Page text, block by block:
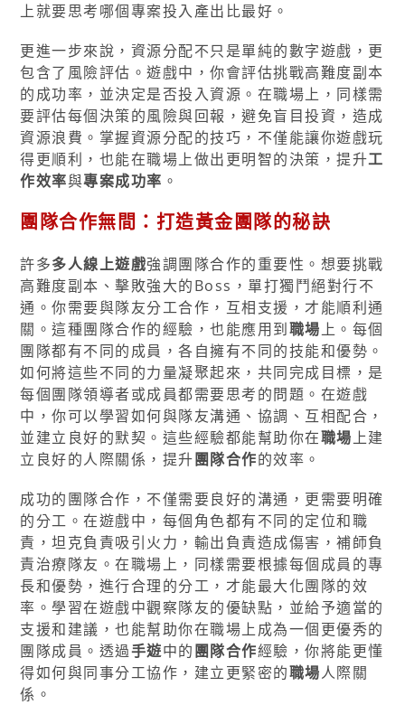
上就要思考哪個專案投入產出比最好。
更進一步來說，資源分配不只是單純的數字遊戲，更
包含了風險評估。遊戲中，你會評估挑戰高難度副本
的成功率，並決定是否投入資源。在職場上，同樣需
要評估每個決策的風險與回報，避免盲目投資，造成
資源浪費。掌握資源分配的技巧，不僅能讓你遊戲玩
得更順利，也能在職場上做出更明智的決策，提升工
作效率與專案成功率 。
團隊合作無間：打造黃金團隊的秘訣
許多多人線上遊戲強調團隊合作的重要性。想要挑戰
高難度副本、擊敗強大的Boss，單打獨鬥絕對行不
通。你需要與隊友分工合作，互相支援，才能順利通
關。這種團隊合作的經驗，也能應用到職場上。每個
團隊都有不同的成員，各自擁有不同的技能和優勢。
如何將這些不同的力量凝聚起來，共同完成目標，是
每個團隊領導者或成員都需要思考的問題。在遊戲
中，你可以學習如何與隊友溝通、協調、互相配合，
並建立良好的默契。這些經驗都能幫助你在職場上建
立良好的人際關係，提升團隊合作的效率。
成功的團隊合作，不僅需要良好的溝通，更需要明確
的分工。在遊戲中，每個角色都有不同的定位和職
責，坦克負責吸引火力，輸出負責造成傷害，補師負
責治療隊友。在職場上，同樣需要根據每個成員的專
長和優勢，進行合理的分工，才能最大化團隊的效
率。學習在遊戲中觀察隊友的優缺點，並給予適當的
支援和建議，也能幫助你在職場上成為一個更優秀的
團隊成員。透過手遊中的團隊合作經驗，你將能更懂
得如何與同事分工協作，建立更緊密的職場人際關
係。